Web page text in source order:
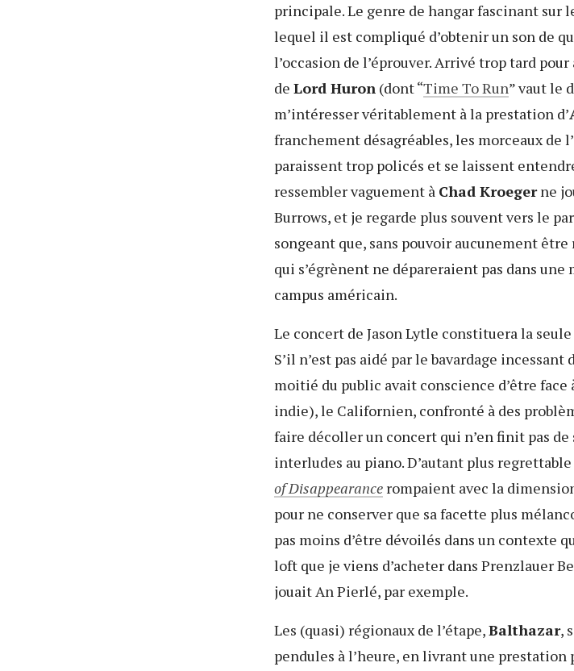
principale. Le genre de hangar fascinant sur
lequel il est compliqué d’obtenir un son de
l’occasion de l’éprouver. Arrivé trop tard
de Lord Huron (dont “Time To Run” vaut le
m’intéresser véritablement à la prestation d’
franchement désagréables, les morceaux de
paraissent trop policés et se laissent
ressembler vaguement à Chad Kroegerne
Burrows, et je regarde plus souvent vers le
songeant que, sans pouvoir aucunement être
qui s’égrènent ne dépareraient pas dans une
campus américain.
Le concert de Jason Lytle constituera la
S’il n’est pas aidé par le bavardage
moitié du public avait conscience d’être face
indie), le Californien, confronté à des
faire décoller un concert qui n’en finit pas de
interludes au piano. D’autant plus
of Disappearance rompaient avec la
pour ne conserver que sa facette plus
pas moins d’être dévoilés dans un contexte
loft que je viens d’acheter dans Prenzlauer
jouait An Pierlé, par exemple.
Les (quasi) régionaux de l’étape,Balthazar,
pendules à l’heure, en livrant une prestation